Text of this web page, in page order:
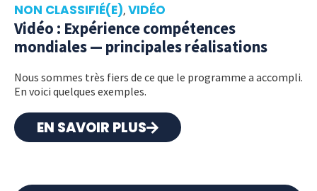
NON CLASSIFIÉ(E), VIDÉO
Vidéo : Expérience compétences
mondiales — principales réalisations
Nous sommes très fiers de ce que le programme a accompli.
En voici quelques exemples.
EN SAVOIR PLUS